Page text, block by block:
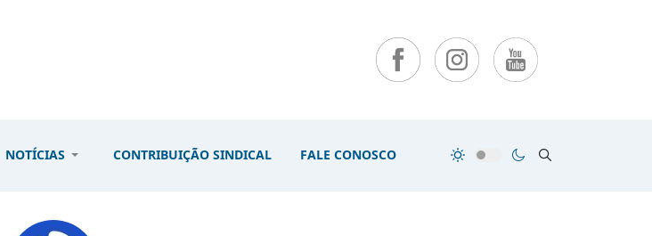
NOTÍCIAS CONTRIBUIÇÃO SINDICAL FALE CONOSCO